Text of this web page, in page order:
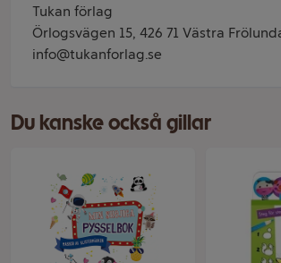
Tukan förlag
Örlogsvägen 15, 426 71 Västra
info@tukanforlag.se
Du kanske också gillar